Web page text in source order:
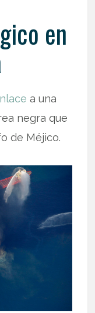
en
a una
negra que
de Méjico.